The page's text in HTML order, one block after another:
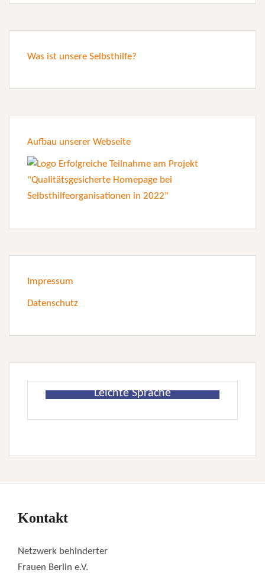
Was ist unsere Selbsthilfe?
Aufbau unserer Webseite
Impressum
Datenschutz
Leichte Sprache
Kontakt
Netzwerk behinderter
Frauen Berlin e.V.